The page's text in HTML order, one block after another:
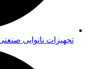
تجهیزات نانوایی